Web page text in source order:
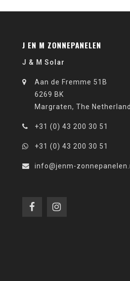
J EN M ZONNEPANELEN
J & M Solar
Aan de Fremme 51B
6269 BK
Margraten, The
+31 (0) 43 200 30 51
+31 (0) 43 200 30 51
info@jenm-